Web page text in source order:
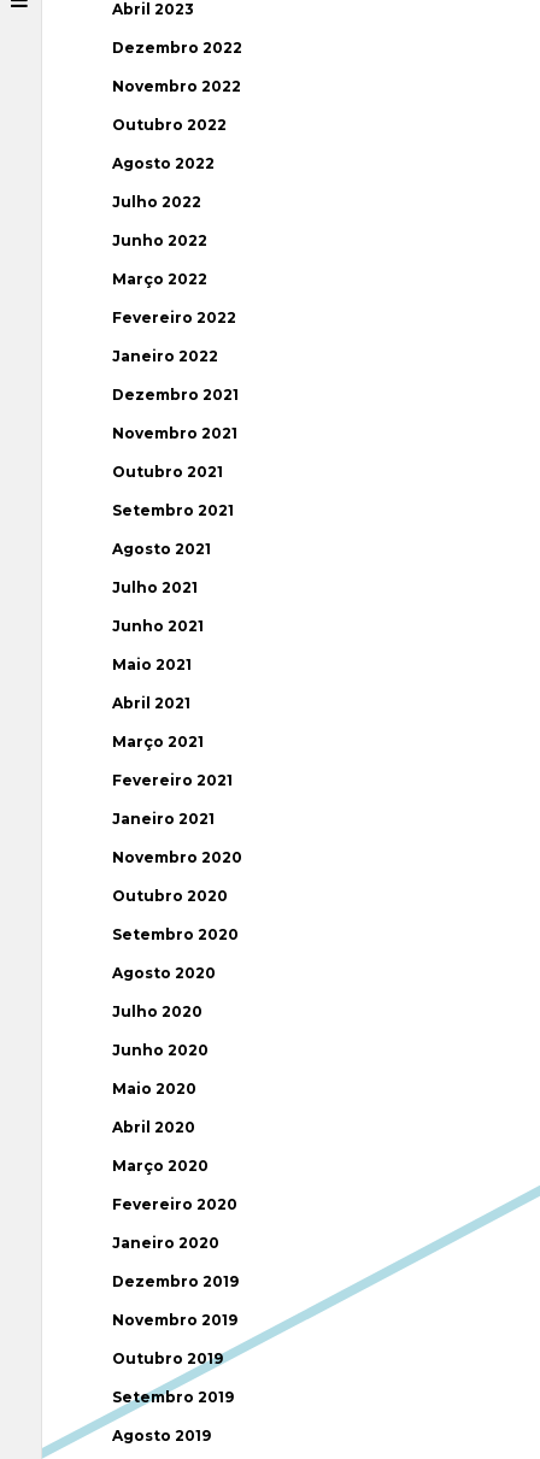
Abril 2023
Dezembro 2022
Novembro 2022
Outubro 2022
Agosto 2022
Julho 2022
Junho 2022
Março 2022
Fevereiro 2022
Janeiro 2022
Dezembro 2021
Novembro 2021
Outubro 2021
Setembro 2021
Agosto 2021
Julho 2021
Junho 2021
Maio 2021
Abril 2021
Março 2021
Fevereiro 2021
Janeiro 2021
Novembro 2020
Outubro 2020
Setembro 2020
Agosto 2020
Julho 2020
Junho 2020
Maio 2020
Abril 2020
Março 2020
Fevereiro 2020
Janeiro 2020
Dezembro 2019
Novembro 2019
Outubro 2019
Setembro 2019
Agosto 2019